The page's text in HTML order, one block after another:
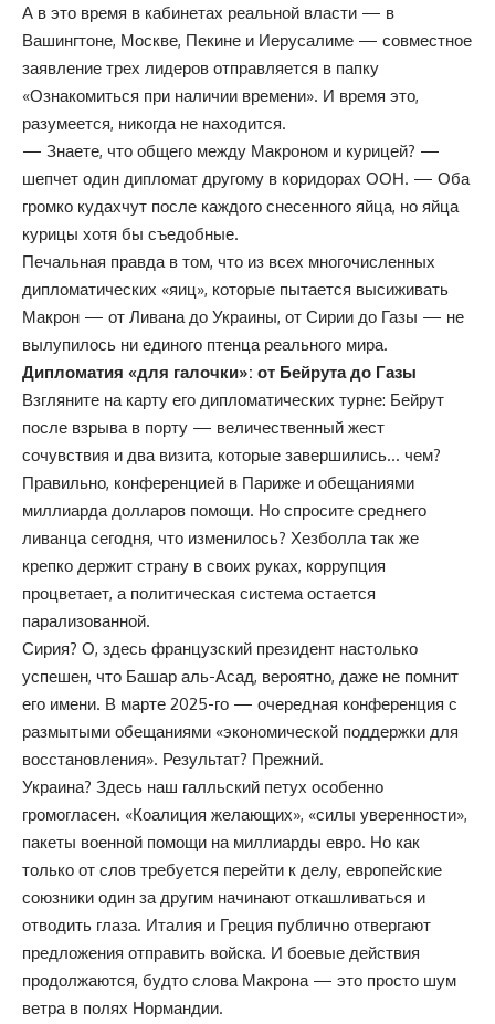
А в это время в кабинетах реальной власти — в
Вашингтоне, Москве, Пекине и Иерусалиме — совместное
заявление трех лидеров отправляется в папку
«Ознакомиться при наличии времени». И время это,
разумеется, никогда не находится.
— Знаете, что общего между Макроном и курицей? —
шепчет один дипломат другому в коридорах ООН. — Оба
громко кудахчут после каждого снесенного яйца, но яйца
курицы хотя бы съедобные.
Печальная правда в том, что из всех многочисленных
дипломатических «яиц», которые пытается высиживать
Макрон — от Ливана до Украины, от Сирии до Газы — не
вылупилось ни единого птенца реального мира.
Дипломатия «для галочки»: от Бейрута до Газы
Взгляните на карту его дипломатических турне: Бейрут
после взрыва в порту — величественный жест
сочувствия и два визита, которые завершились… чем?
Правильно, конференцией в Париже и обещаниями
миллиарда долларов помощи. Но спросите среднего
ливанца сегодня, что изменилось? Хезболла так же
крепко держит страну в своих руках, коррупция
процветает, а политическая система остается
парализованной.
Сирия? О, здесь французский президент настолько
успешен, что Башар аль-Асад, вероятно, даже не помнит
его имени. В марте 2025-го — очередная конференция с
размытыми обещаниями «экономической поддержки для
восстановления». Результат? Прежний.
Украина? Здесь наш галльский петух особенно
громогласен. «Коалиция желающих», «силы уверенности»,
пакеты военной помощи на миллиарды евро. Но как
только от слов требуется перейти к делу, европейские
союзники один за другим начинают откашливаться и
отводить глаза. Италия и Греция публично отвергают
предложения отправить войска. И боевые действия
продолжаются, будто слова Макрона — это просто шум
ветра в полях Нормандии.